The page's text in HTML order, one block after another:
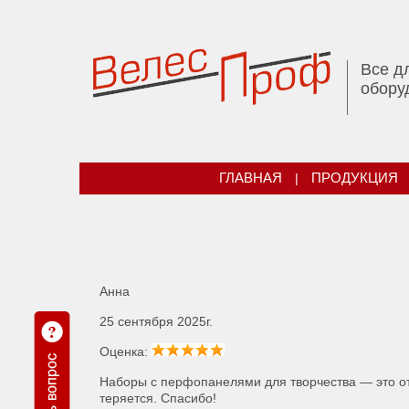
Все
ГЛАВНАЯ | ПРОДУКЦИЯ
Анна
25 сентября 2025г.
Оценка:
Наборы с перфопанелями для творчества — это
теряется. Спасибо!